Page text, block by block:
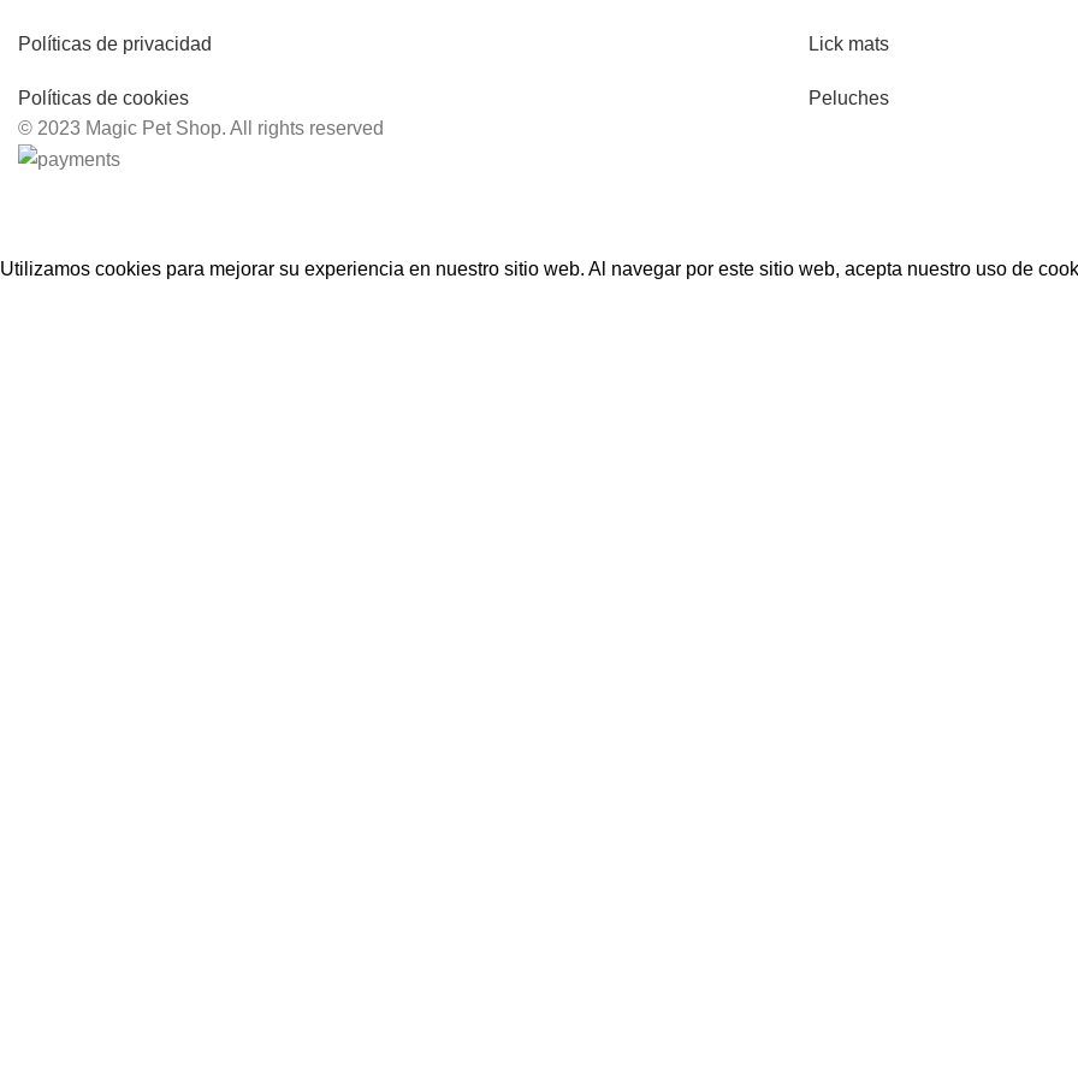
Políticas de privacidad
Políticas de cookies
Lick mats
Peluches
© 2023 Magic Pet Shop. All rights reserved
Utilizamos cookies para mejorar su experiencia en nuestro sitio web. Al navegar por este sitio web, acepta nuestro uso de